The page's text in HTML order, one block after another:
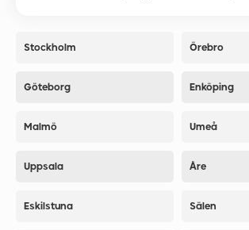
Stockholm Örebro
Göteborg Enköping
Malmö Umeå
Uppsala Åre
Eskilstuna Sälen